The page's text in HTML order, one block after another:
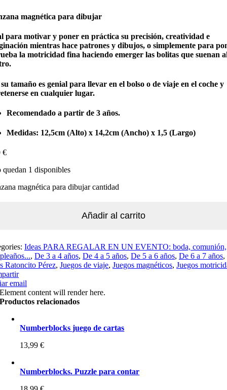
magnética para dibujar
para motivar y poner en práctica su precisión, creatividad e
mientras hace patrones y dibujos, o simplemente para
la motricidad fina haciendo emerger las bolitas que suenan
tamaño es genial para llevar en el bolso o de viaje en el coche y
en cualquier lugar.
Recomendado a partir de 3 años.
Medidas: 12,5cm (Alto) x 14,2cm (Ancho) x 1,5 (Largo)
€
quedan 1 disponibles
magnética para dibujar cantidad
Añadir al carrito
Ideas PARA REGALAR EN UN EVENTO: boda, comunión,
, De 3 a 4 años, De 4 a 5 años, De 5 a 6 años, De 6 a 7 años,
Ratoncito Pérez, Juegos de viaje, Juegos magnéticos, Juegos
email
Element content will render here.
Productos relacionados
Numberblocks juego de cartas
13,99€
Numberblocks. Puzzle para contar